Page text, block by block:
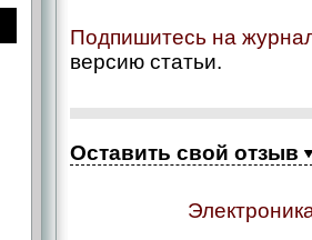
Подпишитесь на
версию статьи.
Оставить свой отзыв